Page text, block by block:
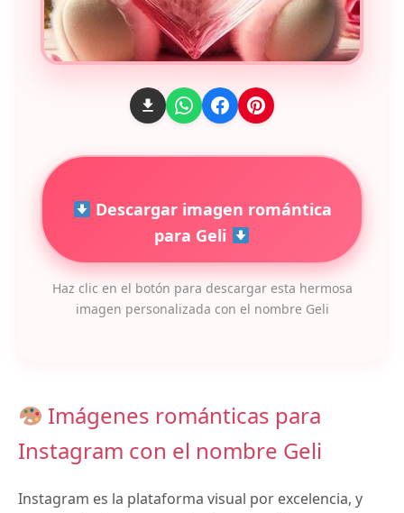
Descargar imagen romántica
para Geli
Haz clic en el botón para descargar esta hermosa
imagen personalizada con el nombre Geli
Imágenes románticas para
Instagram con el nombre Geli
Instagram es la plataforma visual por excelencia, y